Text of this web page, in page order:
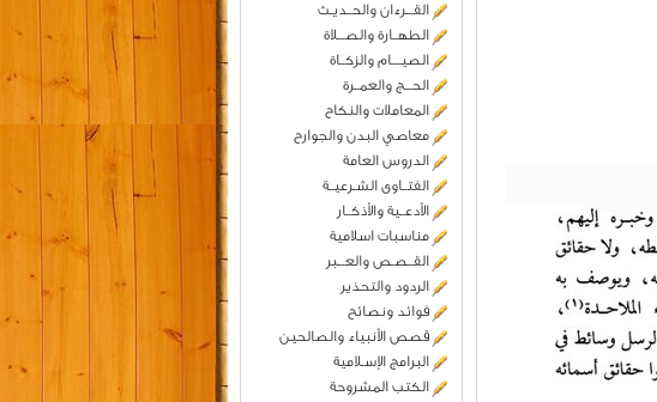
القـــرءان والحــديـث
الطهــارة والصـــلاة
الصيــــام والزكــاة
الحـــج والعمــرة
المعاملات والنكاح
معاصي البدن والجوارح
الدروس العامة
الفتــاوى الشـرعيــة
الأدعــية والأذكــار
مناسبات اسلامية
القــصـص والعـــبر
الردود والتحذير
فوائد ونصائح
قصص الأنبياء والصالحين
البرامج الإسـلامية
الكتب المشروحة